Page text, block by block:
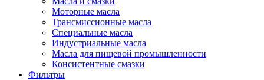
Моторные масла
Трансмиссионные масла
Специальные масла
Индустриальные масла
Масла для пищевой промышленности
Консистентные смазки
Фильтры